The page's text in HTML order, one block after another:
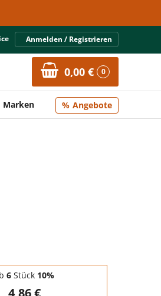
Anmelden / Registrieren
0,00 € 0
Marken Angebote
6 Stück 10%
4,86 €